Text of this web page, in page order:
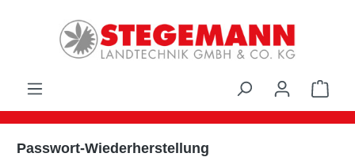
Zum Hauptinhalt springen
Passwort-Wiederherstellung